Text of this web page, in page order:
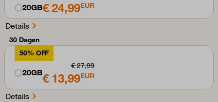
20GB€ 24,99EUR
Details
30 Dagen
50% OFF
20GB
€ 27,99
€ 13,99EUR
Details